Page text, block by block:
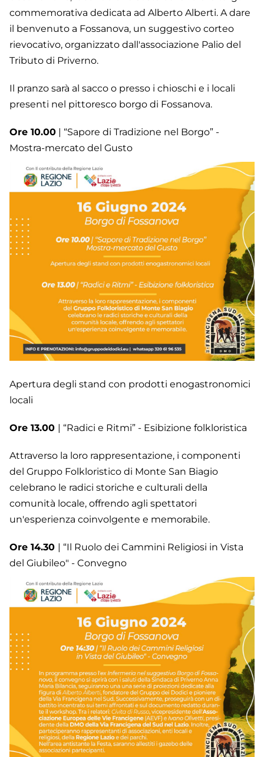
commemorativa dedicata ad Alberto Alberti. A dare
il benvenuto a Fossanova, un suggestivo corteo
rievocativo, organizzato dall'associazione Palio del
Tributo di Priverno.
Il pranzo sarà al sacco o presso i chioschi e i locali
presenti nel pittoresco borgo di Fossanova.
Ore 10.00 | “Sapore di Tradizione nel Borgo” -
Mostra-mercato del Gusto
Apertura degli stand con prodotti enogastronomici
locali
Ore 13.00 | “Radici e Ritmi” - Esibizione folkloristica
Attraverso la loro rappresentazione, i componenti
del Gruppo Folkloristico di Monte San Biagio
celebrano le radici storiche e culturali della
comunità locale, offrendo agli spettatori
un'esperienza coinvolgente e memorabile.
Ore 14.30 | “Il Ruolo dei Cammini Religiosi in Vista
del Giubileo" - Convegno